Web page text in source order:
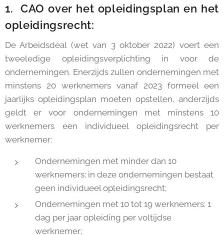
1. CAO over het opleidingsplan en het
opleidingsrecht:
De Arbeidsdeal (wet van 3 oktober 2022) voert een
tweeledige opleidingsverplichting in voor de
ondernemingen. Enerzijds zullen ondernemingen met
minstens 20 werknemers vanaf 2023 formeel een
jaarlijks opleidingsplan moeten opstellen, anderzijds
geldt er voor ondernemingen met minstens 10
werknemers een individueel opleidingsrecht per
werknemer:
Ondernemingen met minder dan 10
werknemers: in deze ondernemingen bestaat
geen individueel opleidingsrecht;
Ondernemingen met 10 tot 19 werknemers: 1
dag per jaar opleiding per voltijdse
werknemer;